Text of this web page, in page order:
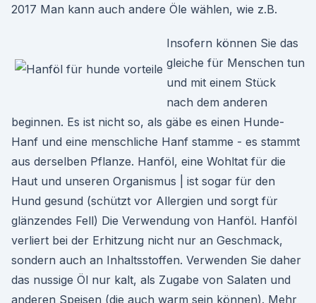
2017 Man kann auch andere Öle wählen, wie z.B.
Insofern können Sie das
gleiche für Menschen tun
und mit einem Stück
nach dem anderen
beginnen. Es ist nicht so, als gäbe es einen Hunde-
Hanf und eine menschliche Hanf stamme - es stammt
aus derselben Pflanze. Hanföl, eine Wohltat für die
Haut und unseren Organismus | ist sogar für den
Hund gesund (schützt vor Allergien und sorgt für
glänzendes Fell) Die Verwendung von Hanföl. Hanföl
verliert bei der Erhitzung nicht nur an Geschmack,
sondern auch an Inhaltsstoffen. Verwenden Sie daher
das nussige Öl nur kalt, als Zugabe von Salaten und
anderen Speisen (die auch warm sein können). Mehr